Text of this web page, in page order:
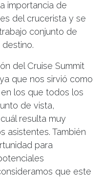
importancia de
del crucerista y se
conjunto de
del Cruise Summit
que nos sirvió como
los que todos los
de vista,
resulta muy
asistentes. También
para
que este